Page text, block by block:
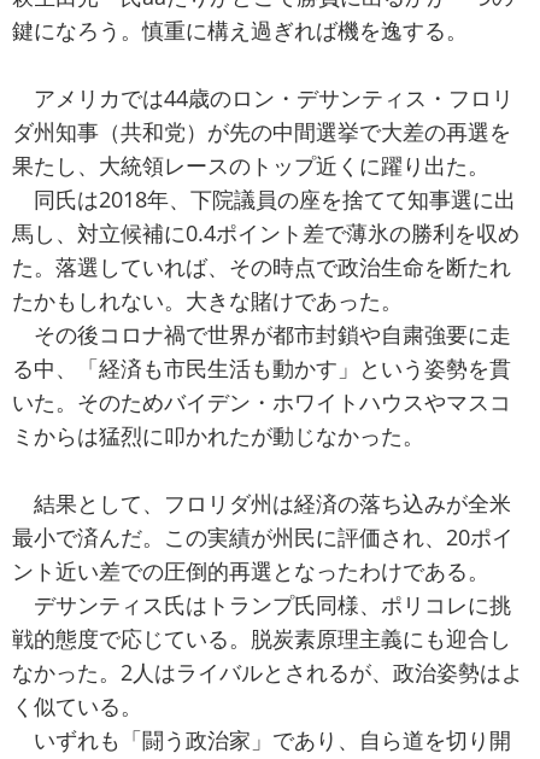
鍵になろう。慎重に構え過ぎれば機を逸する。
アメリカでは44歳のロン・デサンティス・フロリ
ダ州知事（共和党）が先の中間選挙で大差の再選を
果たし、大統領レースのトップ近くに躍り出た。
同氏は2018年、下院議員の座を捨てて知事選に出
馬し、対立候補に0.4ポイント差で薄氷の勝利を収め
た。落選していれば、その時点で政治生命を断たれ
たかもしれない。大きな賭けであった。
その後コロナ禍で世界が都市封鎖や自粛強要に走
る中、「経済も市民生活も動かす」という姿勢を貫
いた。そのためバイデン・ホワイトハウスやマスコ
ミからは猛烈に叩かれたが動じなかった。
結果として、フロリダ州は経済の落ち込みが全米
最小で済んだ。この実績が州民に評価され、20ポイ
ント近い差での圧倒的再選となったわけである。
デサンティス氏はトランプ氏同様、ポリコレに挑
戦的態度で応じている。脱炭素原理主義にも迎合し
なかった。2人はライバルとされるが、政治姿勢はよ
く似ている。
いずれも「闘う政治家」であり、自ら道を切り開